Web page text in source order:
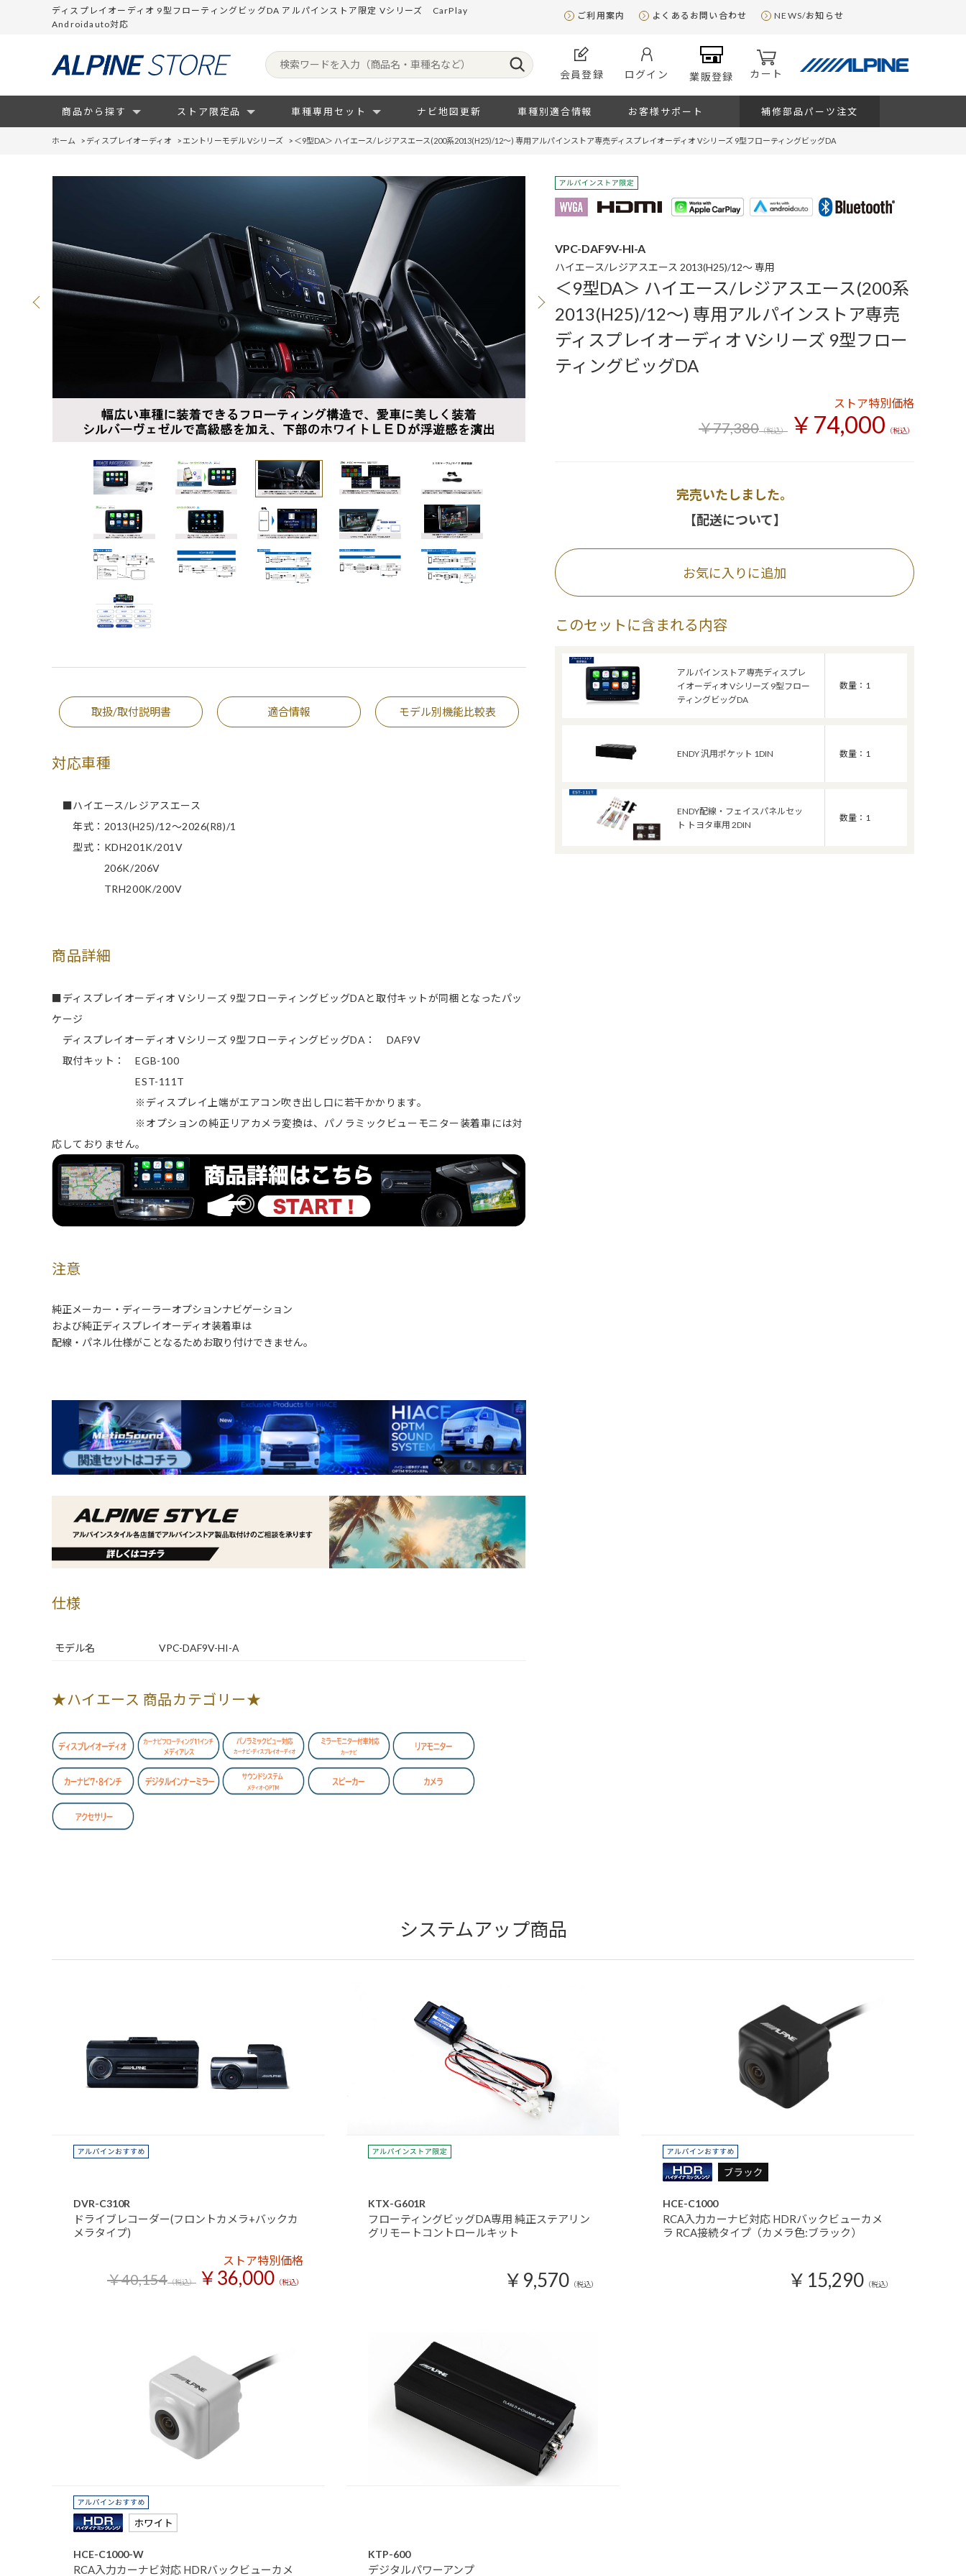
ディスプレイオーディオ 9型フローティングビッグDA アルパインストア限定 Vシリーズ CarPlay
Androidauto対応
ご利用案内 よくあるお問い合わせ NEWS/お知らせ
会員登録 ログイン 業販登録 カート
商品から探す ストア限定品 車種専用セット ナビ地図更新 車種別適合情報 お客様サポート 補修部品パーツ注文
ホーム > ディスプレイオーディオ > エントリーモデル Vシリーズ > ＜9型DA＞ ハイエース/レジアスエース(200系2013(H25)/12～) 専用アルパインストア専売ディスプレイオーディオ Vシリーズ 9型フローティングビッグDA
取扱/取付説明書 適合情報 モデル別機能比較表
対応車種
■ハイエース/レジアスエース
年式：2013(H25)/12～2026(R8)/1
型式：KDH201K/201V
206K/206V
TRH200K/200V
商品詳細
■ディスプレイオーディオ Vシリーズ 9型フローティングビッグDAと取付キットが同梱となったパッ
ケージ
ディスプレイオーディオ Vシリーズ 9型フローティングビッグDA： DAF9V
取付キット： EGB-100
EST-111T
※ディスプレイ上端がエアコン吹き出し口に若干かかります。
※オプションの純正リアカメラ変換は、パノラミックビューモニター装着車には対
応しておりません。
注意
純正メーカー・ディーラーオプションナビゲーション
および純正ディスプレイオーディオ装着車は
配線・パネル仕様がことなるためお取り付けできません。
仕様
モデル名 VPC-DAF9V-HI-A
★ハイエース 商品カテゴリー★
ハイエース/レジアスエース 2013(H25)/12～ 専用
VPC-DAF9V-HI-A
＜9型DA＞ ハイエース/レジアスエース(200系
2013(H25)/12～) 専用アルパインストア専売
ディスプレイオーディオ Vシリーズ 9型フロー
ティングビッグDA
ストア特別価格
￥77,380（税込） ￥74,000 （税込）
完売いたしました。
【配送について】
このセットに含まれる内容
アルパインストア専売ディスプレ
イオーディオ Vシリーズ 9型フロー
ティングビッグDA
数量：1
ENDY 汎用ポケット 1DIN 数量：1
ENDY配線・フェイスパネルセッ
ト トヨタ車用 2DIN
数量：1
お気に入りに追加
システムアップ商品
DVR-C310R
ドライブレコーダー(フロントカメラ+バックカ
メラタイプ)
ストア特別価格
￥40,154（税込） ￥36,000 （税込）
KTX-G601R
フローティングビッグDA専用 純正ステアリン
グリモートコントロールキット
￥9,570 （税込）
HCE-C1000
RCA入力カーナビ対応 HDRバックビューカメ
ラ RCA接続タイプ（カメラ色:ブラック）
￥15,290 （税込）
HCE-C1000-W
RCA入力カーナビ対応 HDRバックビューカメ
KTP-600
デジタルパワーアンプ